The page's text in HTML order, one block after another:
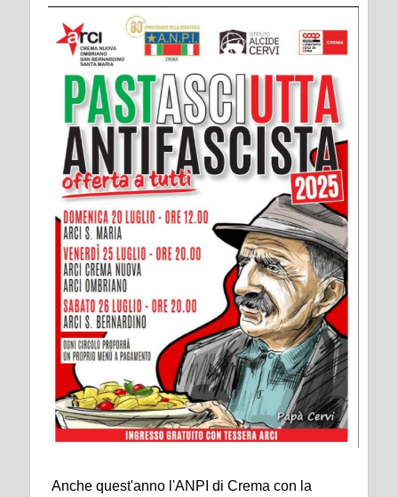
Anche quest'anno l'ANPI di Crema con la